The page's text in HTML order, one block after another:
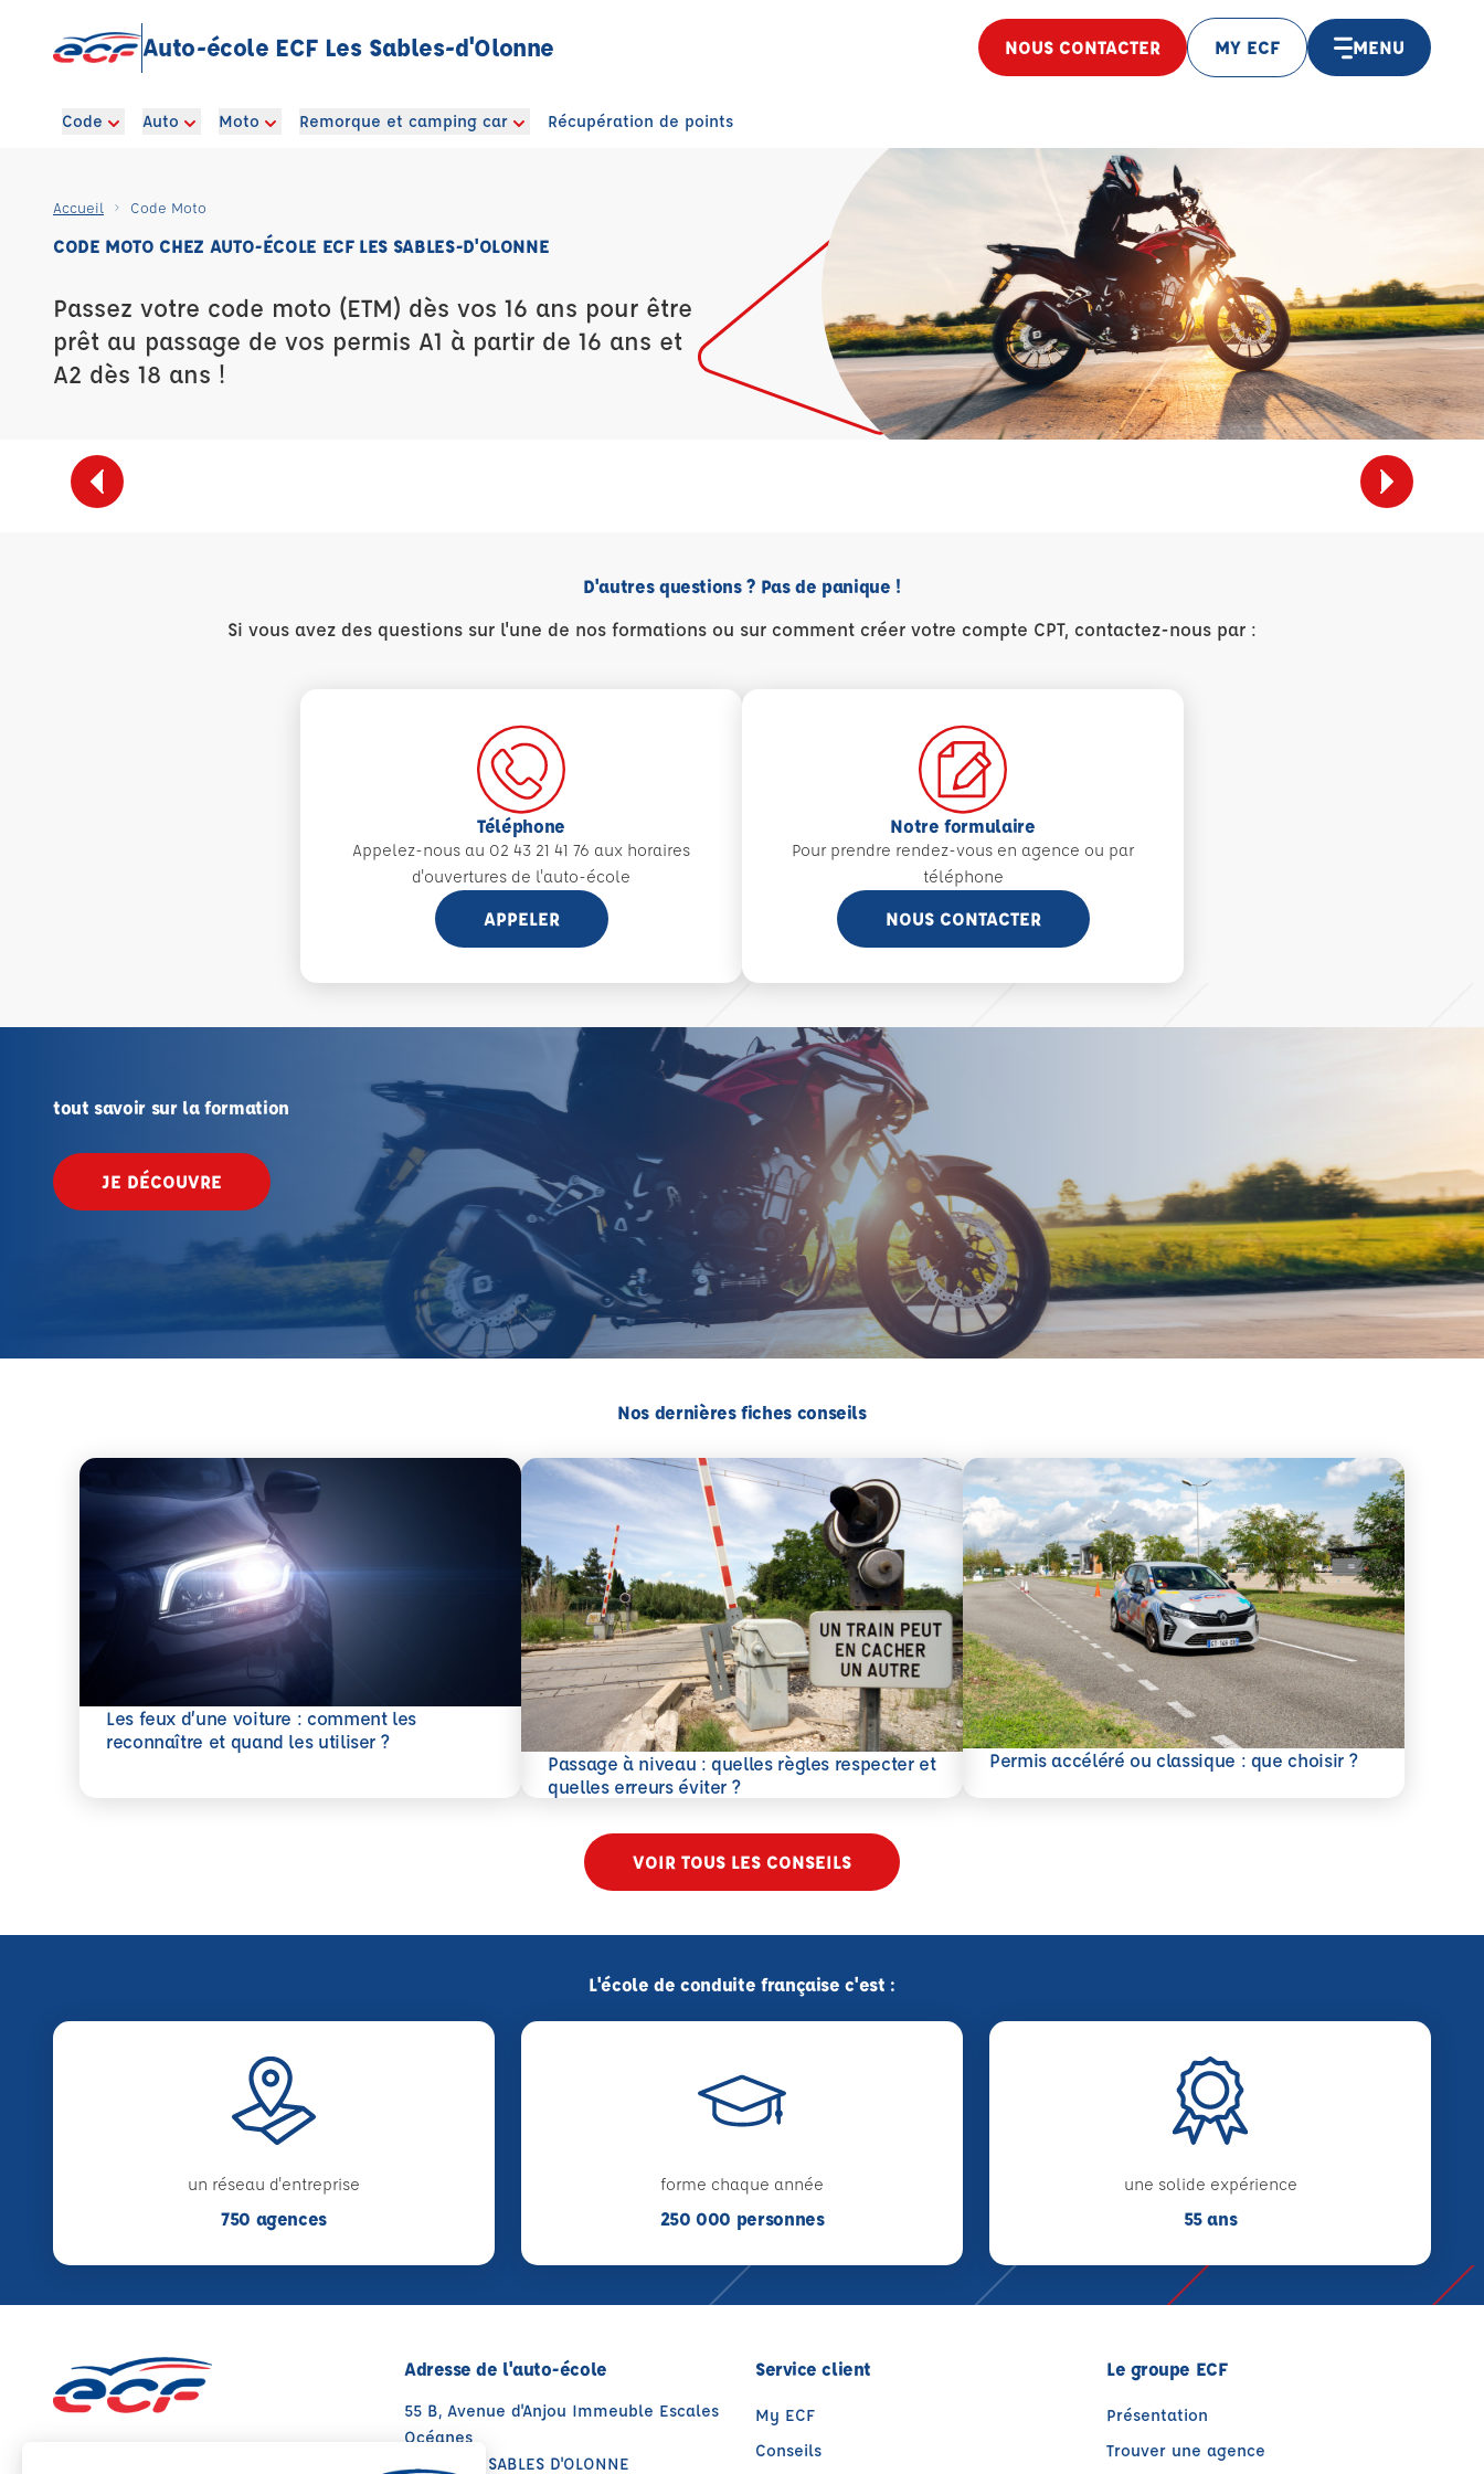
Auto-école ECF Les Sables-d'Olonne NOUS CONTACTER MY ECF MENU
Code Auto Moto Remorque et camping car Récupération de points
Accueil Code Moto
CODE MOTO CHEZ AUTO-ÉCOLE ECF LES SABLES-D'OLONNE
Passez votre code moto (ETM) dès vos 16 ans pour être
prêt au passage de vos permis A1 à partir de 16 ans et
A2 dès 18 ans !
D'autres questions ? Pas de panique !
Si vous avez des questions sur l'une de nos formations ou sur comment créer votre compte CPT, contactez-nous par :
Téléphone
Appelez-nous au 02 43 21 41 76 aux horaires
d'ouvertures de l'auto-école
APPELER
Notre formulaire
Pour prendre rendez-vous en agence ou par
téléphone
NOUS CONTACTER
tout savoir sur la formation
JE DÉCOUVRE
Nos dernières fiches conseils
Les feux d’une voiture : comment les
reconnaître et quand les utiliser ?
En savoir plus
Passage à niveau : quelles règles respecter et
quelles erreurs éviter ?
En savoir plus
Permis accéléré ou classique : que choisir ?
En savoir plus
VOIR TOUS LES CONSEILS
L'école de conduite française c'est :
un réseau d'entreprise
750 agences
forme chaque année
250 000 personnes
une solide expérience
55 ans
Adresse de l'auto-école
55 B, Avenue d'Anjou Immeuble Escales
Océanes
85100 LES SABLES D'OLONNE
Service client
My ECF
Conseils
Le groupe ECF
Présentation
Trouver une agence